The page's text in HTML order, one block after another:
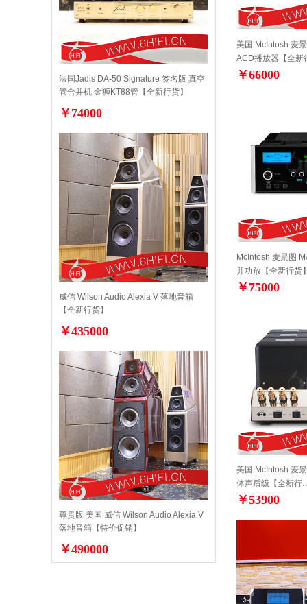
法国Jadis DA-50 Signature 签名版 真空
管合并机 金狮KT88管【全新行货】
￥74000
威信 Wilson Audio Alexia V 落地音箱
【全新行货】
￥435000
尊贵版 美国 威信 Wilson Audio Alexia V
落地音箱【特价促销】
￥490000
美国 McIntosh 麦
ACD播放器【全
￥66000
McIntosh 麦景图
并功放【全新行货
￥75000
美国 McIntosh 麦
体声后级【全新行
￥53900